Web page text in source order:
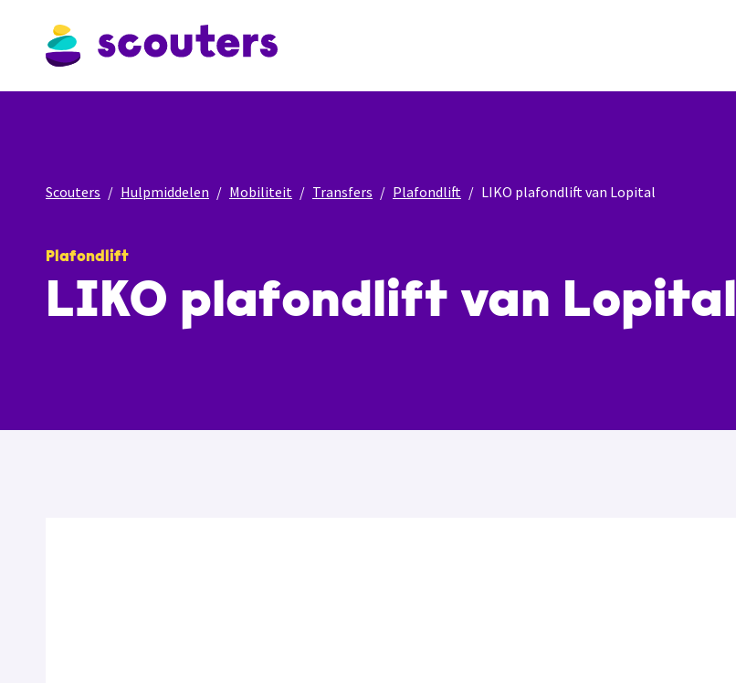
Scouters Hulpmiddelen Mobiliteit Transfers Plafondlift LIKO plafondlift van Lopital
Plafondlift
LIKO plafondlift van Lopital